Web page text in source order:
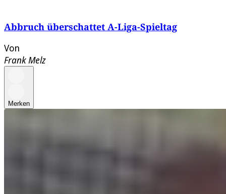
Abbruch überschattet A-Liga-Spieltag
Von
Frank Melz
Merken